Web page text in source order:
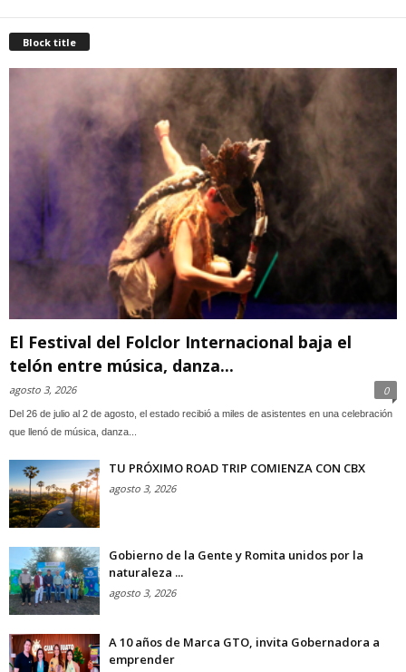
Block title
El Festival del Folclor Internacional baja el
telón entre música, danza...
agosto 3, 2026 0
Del 26 de julio al 2 de agosto, el estado recibió a miles de asistentes en una celebración
que llenó de música, danza...
TU PRÓXIMO ROAD TRIP COMIENZA CON CBX
agosto 3, 2026
Gobierno de la Gente y Romita unidos por la
naturaleza ...
agosto 3, 2026
A 10 años de Marca GTO, invita Gobernadora a
emprender